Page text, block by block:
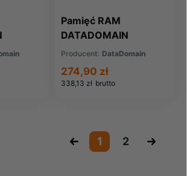
Pamięć RAM
DATADOMAIN
DataDomain Memory
MEM1X8G-2)
Producent: DataDomain
338,13 zł brutto
274,90 zł
« 1 2 »